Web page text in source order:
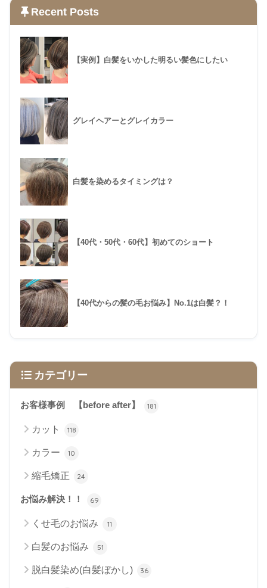
Recent Posts
【実例】白髪をいかした明るい髪色にしたい
グレイヘアーとグレイカラー
白髪を染めるタイミングは？
【40代・50代・60代】初めてのショート
【40代からの髪の毛お悩み】No.1は白髪？！
カテゴリー
お客様事例 【before after】 181
カット 118
カラー 10
縮毛矯正 24
お悩み解決！！ 69
くせ毛のお悩み 11
白髪のお悩み 51
脱白髪染め(白髪ぼかし) 36